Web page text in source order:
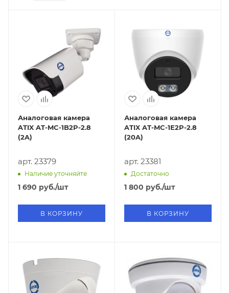
Аналоговая камера
ATIX AT-MC-1B2P-2.8
(2A)
арт. 23379
Наличие уточняйте
1 690 руб./шт
В КОРЗИНУ
Аналоговая камера
ATIX AT-MC-1E2P-2.8
(20A)
арт. 23381
Достаточно
1 800 руб./шт
В КОРЗИНУ